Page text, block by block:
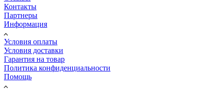
Контакты
Партнеры
Информация
Условия оплаты
Условия доставки
Гарантия на товар
Политика конфиденциальности
Помощь